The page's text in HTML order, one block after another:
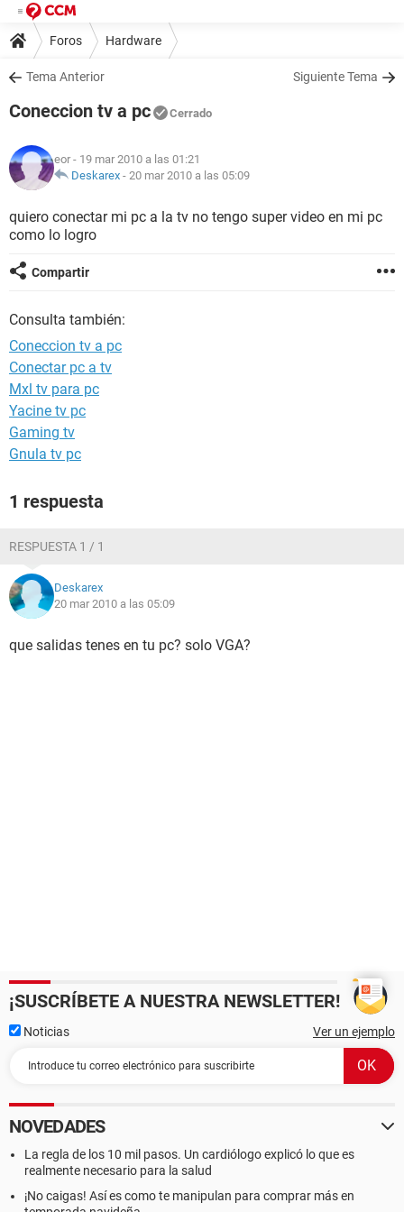
Foros Hardware
Tema Anterior Siguiente Tema
Coneccion tv a pc Cerrado
eor - 19 mar 2010 a las 01:21
Deskarex - 20 mar 2010 a las 05:09
quiero conectar mi pc a la tv no tengo super video en mi pc
como lo logro
Compartir
Consulta también:
Coneccion tv a pc
Conectar pc a tv
Mxl tv para pc
Yacine tv pc
Gaming tv
Gnula tv pc
1 respuesta
RESPUESTA 1 / 1
Deskarex
20 mar 2010 a las 05:09
que salidas tenes en tu pc? solo VGA?
¡SUSCRÍBETE A NUESTRA NEWSLETTER!
Noticias Ver un ejemplo
NOVEDADES
La regla de los 10 mil pasos. Un cardiólogo explicó lo que es
realmente necesario para la salud
¡No caigas! Así es como te manipulan para comprar más en